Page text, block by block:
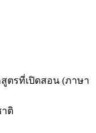
ตรที่เปิดสอน (ภาษา
ติ